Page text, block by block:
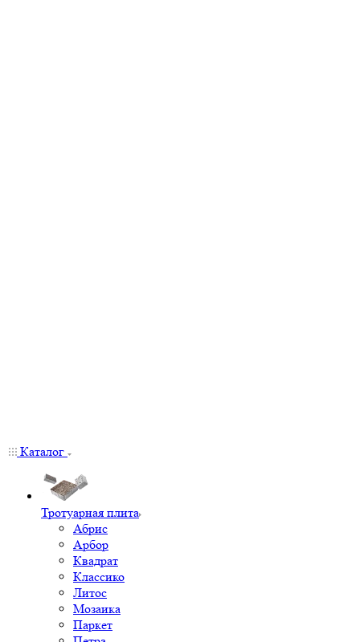
Каталог
Тротуарная плита
Абрис
Арбор
Квадрат
Классико
Литос
Мозаика
Паркет